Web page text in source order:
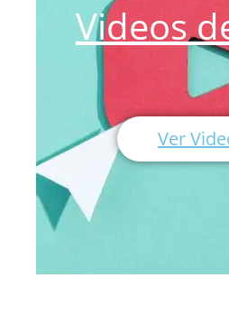
Videos
Ver